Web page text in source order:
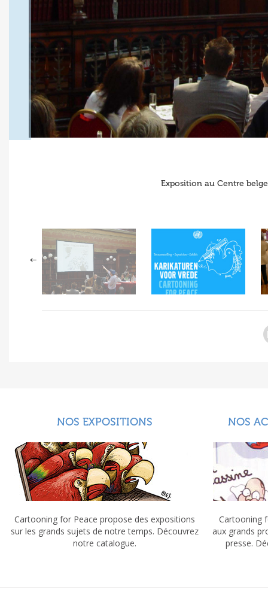
Exposition au Centre
NOS EXPOSITIONS
Cartooning for Peace propose des expositions
sur les grands sujets de notre temps. Découvrez
notre catalogue.
NOS
Cartooning
aux grands
presse.